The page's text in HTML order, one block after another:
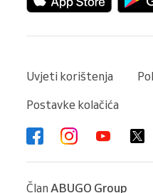
Uvjeti korištenja
Postavke kolačića
Član ABUGO Group